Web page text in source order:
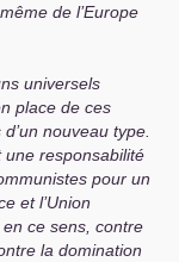
de l’Europe
universels
place de ces
nouveau type.
une responsabilité
pour un
et l’Union
ce sens, contre
la domination